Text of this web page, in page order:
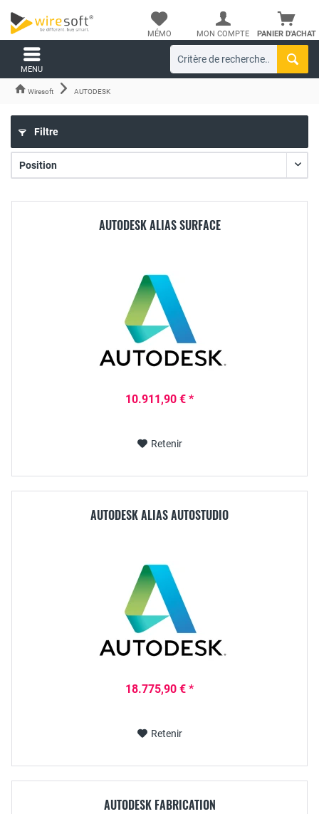
PANIER D'ACHAT
MÉMO MON COMPTE
MENU
Wiresoft AUTODESK
Filtre
AUTODESK ALIAS SURFACE
10.911,90 € *
Retenir
AUTODESK ALIAS AUTOSTUDIO
18.775,90 € *
Retenir
AUTODESK FABRICATION